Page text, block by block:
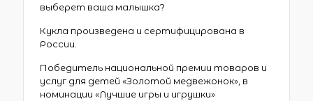
выберет ваша малышка?
Кукла произведена и сертифицирована в
России.
Победитель национальной премии товаров и
услуг для детей «Золотой медвежонок», в
номинации «Лучшие игры и игрушки»